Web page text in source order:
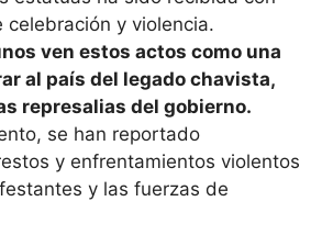
celebración y violencia.
ven estos actos como una
al país del legado chavista,
represalias del gobierno.
se han reportado
y enfrentamientos violentos
y las fuerzas de